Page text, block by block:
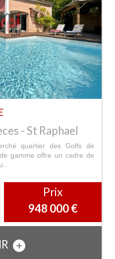
- St Raphael
quartier des Golfs de
gamme offre un cadre de
Prix
948 000 €